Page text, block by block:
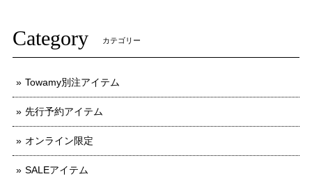
Category カテゴリー
Towamy別注アイテム
先行予約アイテム
オンライン限定
SALEアイテム